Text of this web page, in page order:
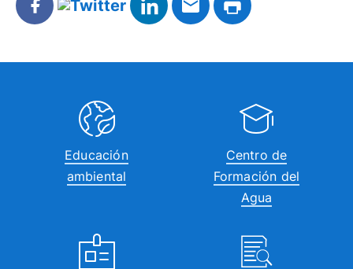
Educación
ambiental
Centro de
Formación del
Agua